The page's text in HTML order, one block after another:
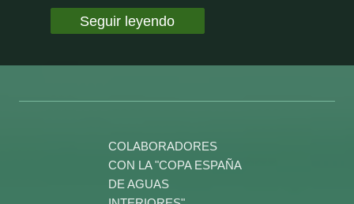
Seguir leyendo
COLABORADORES
CON LA "COPA ESPAÑA
DE AGUAS